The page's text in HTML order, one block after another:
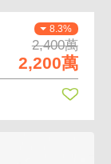
8.3%
2,400萬
2,200萬